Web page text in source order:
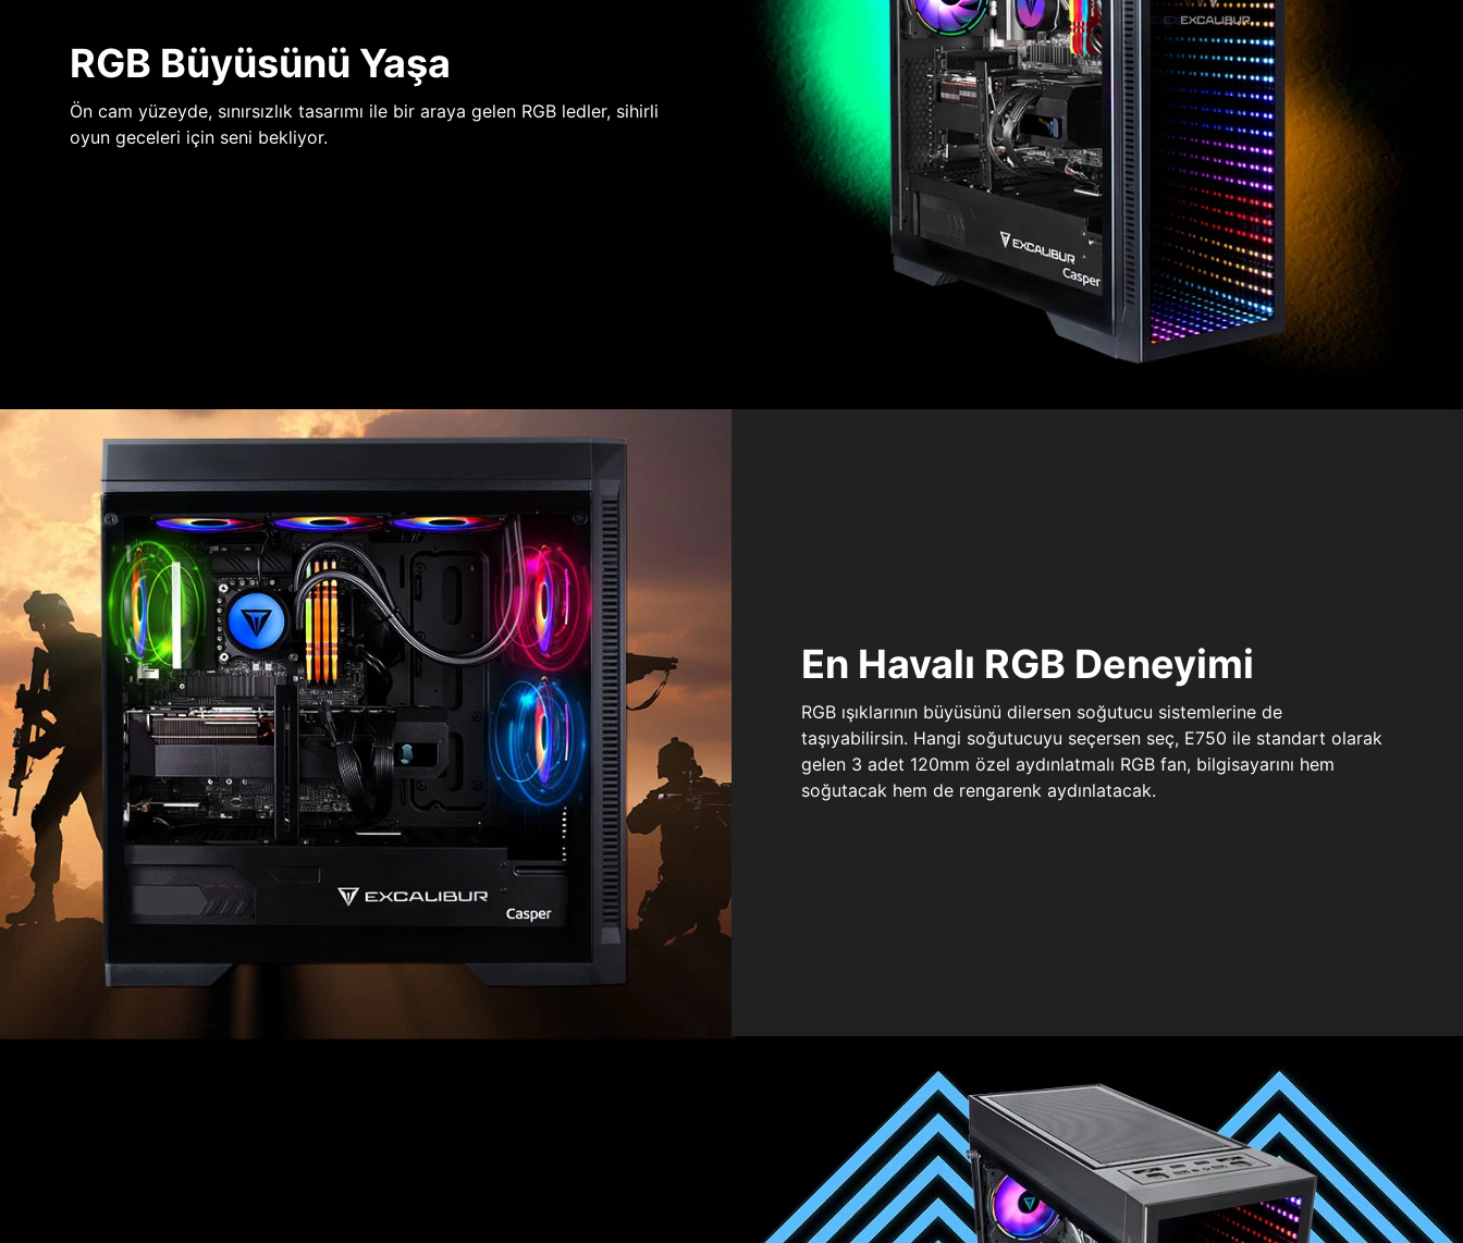
RGB Büyüsünü Yaşa
Ön cam yüzeyde, sınırsızlık tasarımı ile bir araya gelen RGB ledler, sihirli
oyun geceleri için seni bekliyor.
En Havalı RGB Deneyimi
RGB ışıklarının büyüsünü dilersen soğutucu sistemlerine de
taşıyabilirsin. Hangi soğutucuyu seçersen seç, E750 ile standart olarak
gelen 3 adet 120mm özel aydınlatmalı RGB fan, bilgisayarını hem
soğutacak hem de rengarenk aydınlatacak.